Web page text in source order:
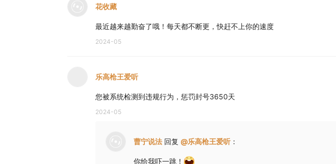
花收藏
最近越来越勤奋了哦！每天都不断更，快赶不上你的速度
2024-05
乐高枪王爱听
您被系统检测到违规行为，惩罚封号3650天
2024-05
曹宁说法 回复 @乐高枪王爱听 ：
你给我吓一跳！